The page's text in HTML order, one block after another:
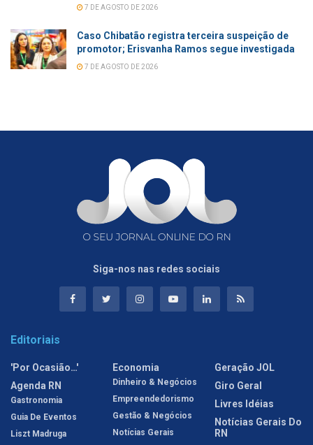
7 DE AGOSTO DE 2026
Caso Chibatão registra terceira suspeição de
promotor; Erisvanha Ramos segue investigada
7 DE AGOSTO DE 2026
Siga-nos nas redes sociais
Editoriais
'Por Ocasião…'
Agenda RN
Gastronomia
Guia De Eventos
Liszt Madruga
Economia
Dinheiro & Negócios
Empreendedorismo
Gestão & Negócios
Notícias Gerais
Geração JOL
Giro Geral
Livres Idéias
Notícias Gerais Do
RN